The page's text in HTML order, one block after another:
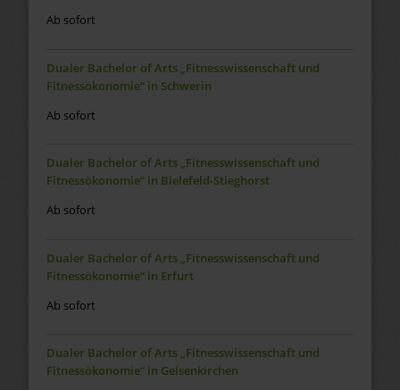
Ab sofort
Dualer Bachelor of Arts „Fitnesswissenschaft und
Fitnessökonomie“ in Schwerin
Ab sofort
Dualer Bachelor of Arts „Fitnesswissenschaft und
Fitnessökonomie“ in Bielefeld-Stieghorst
Ab sofort
Dualer Bachelor of Arts „Fitnesswissenschaft und
Fitnessökonomie“ in Erfurt
Ab sofort
Dualer Bachelor of Arts „Fitnesswissenschaft und
Fitnessökonomie“ in Gelsenkirchen